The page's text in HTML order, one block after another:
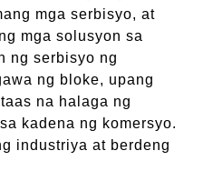
mga serbisyo, at
mga solusyon sa
ng serbisyo ng
ng bloke, upang
na halaga ng
kadena ng komersyo.
industriya at berdeng